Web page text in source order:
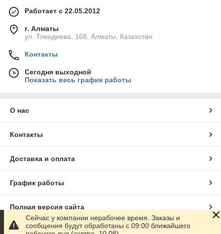
Работает с 22.05.2012
г. Алматы
ул. Тлендиева, 168, Алматы, Казахстан
Контакты
Сегодня выходной
Показать весь график работы
О нас
Контакты
Доставка и оплата
График работы
Полная версия сайта
Сайт создан на маркетплейсеSatu.kz
Сейчас у компании нерабочее время. Заказы и
сообщения будут обработаны с 09:00 ближайшего